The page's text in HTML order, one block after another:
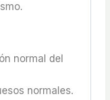
normal del
normales.